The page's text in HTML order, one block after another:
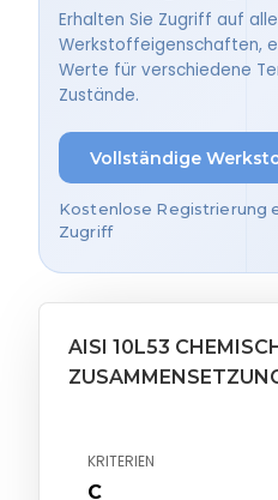
Erhalten Sie Zugriff auf alle
Werkstoffeigenschaften,
Werte für verschiedene
Zustände.
Vollständige
Kostenlose Registrierung
Zugriff
AISI 10L53
KRITERIEN
C